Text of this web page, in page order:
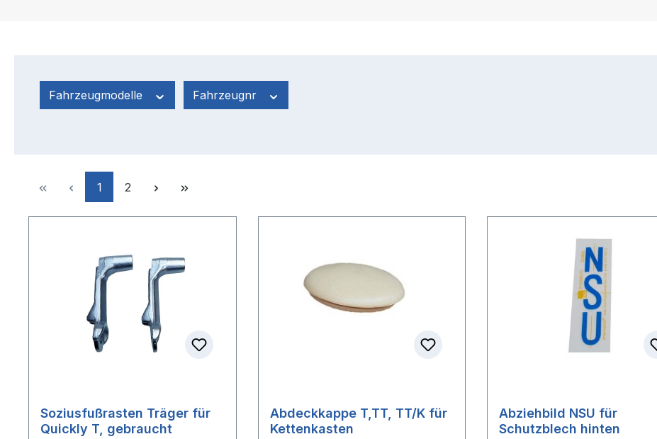
Fahrzeugmodelle Fahrzeugnr
Seite
1 Seite
2
Soziusfußrasten Träger für
Quickly T, gebraucht
Abdeckkappe T,TT, TT/K für
Kettenkasten
Abziehbild NSU für
Schutzblech hinten